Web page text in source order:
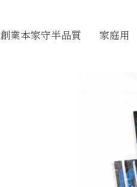
創業本家守半品質 家庭用